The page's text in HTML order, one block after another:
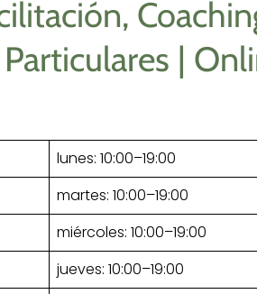
|
lunes: 10:00–19:00
martes: 10:00–19:00
miércoles: 10:00–19:00
jueves: 10:00–19:00